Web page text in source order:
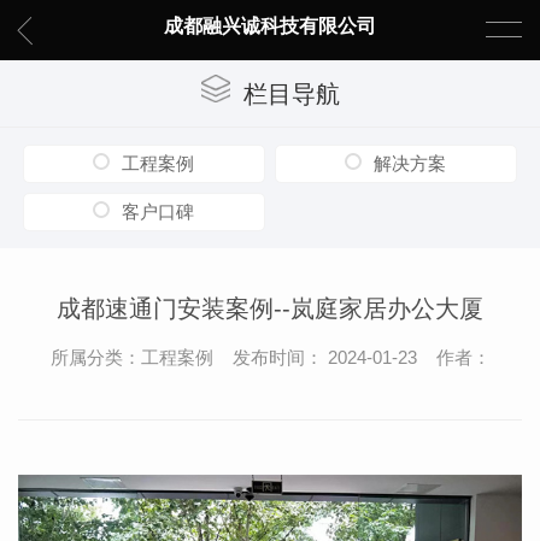
成都融兴诚科技有限公司
栏目导航
工程案例 解决方案
客户口碑
成都速通门安装案例--岚庭家居办公大厦
所属分类：工程案例 发布时间： 2024-01-23 作者：